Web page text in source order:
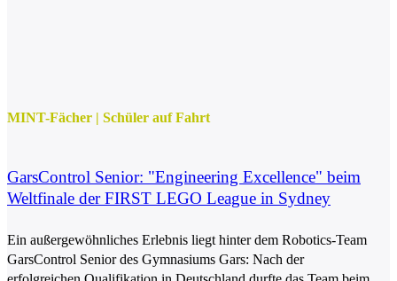
MINT-Fächer | Schüler auf Fahrt
GarsControl Senior: "Engineering Excellence" beim
Weltfinale der FIRST LEGO League in Sydney
Ein außergewöhnliches Erlebnis liegt hinter dem Robotics-Team
GarsControl Senior des Gymnasiums Gars: Nach der